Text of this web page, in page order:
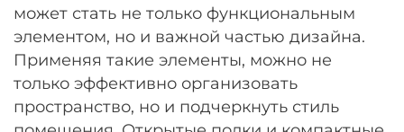
может стать не только функциональным
элементом, но и важной частью дизайна.
Применяя такие элементы, можно не
только эффективно организовать
пространство, но и подчеркнуть стиль